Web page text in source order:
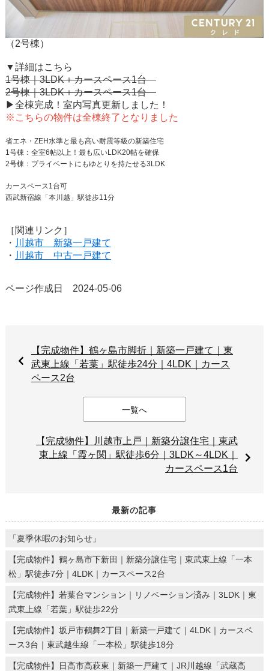
（2号棟）
▼詳細はこちら
1号棟｜3LDK＋カースペース1台
2号棟｜3LDK＋カースペース1台
▶全棟完成！室内写真更新しました！
※こちらの物件は全棟終了となりました
省エネ・ZEH水準と最も高い耐震等級の新築住宅
1号棟：全室6帖以上！最も広いLDK20帖を確保
2号棟：プライベートにもゆとりを持たせる3LDK
カースペース1台可
西武新宿線「本川越」駅徒歩11分
［関連リンク］
・ 川越市 新築一戸建て
・ 川越市 中古一戸建て
ページ作成日 2024-05-06
【完成物件】鶴ヶ島市脚折｜新築一戸建て｜東
武東上線「若葉」駅徒歩24分｜4LDK｜カース
ペース2台
一覧へ
【完成物件】川越市上戸｜新築分譲住宅｜東武
東上線「霞ヶ関」駅徒歩6分｜3LDK～4LDK｜
カースペース1台
最新の記事
「夏季休暇のお知らせ」
【完成物件】鶴ヶ島市下新田｜新築分譲住宅｜東武東上線「一本
松」駅徒歩7分｜4LDK｜カースペース2台
【完成物件】若葉台マンション｜リノベーション済み｜3LDK｜東
武東上線「若葉」駅徒歩22分
【完成物件】坂戸市鶴舞2丁目｜新築一戸建て｜4LDK｜カースペ
ース3台｜東武越生線「一本松」駅徒歩18分
【完成物件】日高市高萩東｜新築一戸建て｜JR川越線「武蔵高